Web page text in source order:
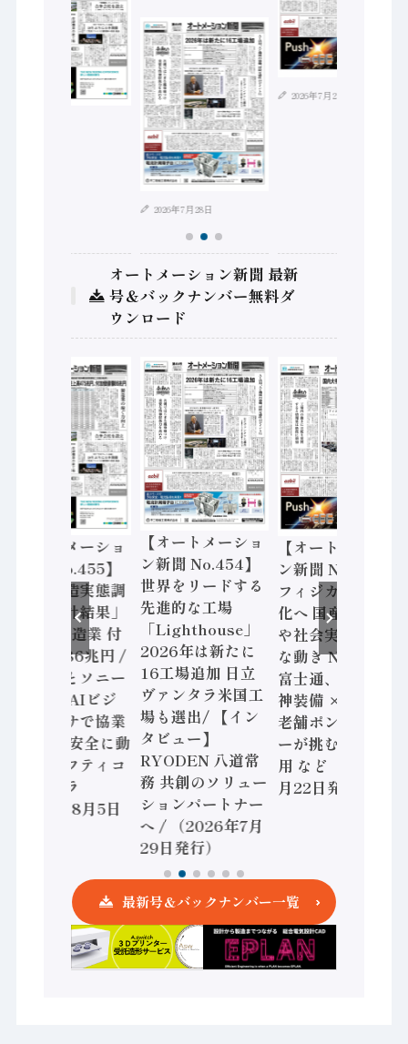
2026年7月28日
2026年7月21日
オートメーション新聞 最新
号＆バックナンバー無料ダ
ウンロード
【オートメーショ
ン新聞 No.455】
「経済構造実態調
査二次集計結果」
2024年製造業 付
加価値額86兆円 /
三菱電機とソニー
セミコン AIビジ
ョンセンサで協業
/ IDEC、安全に動
かすセーフティコ
ントローラ
（2026年8月5日
【オートメーショ
ン新聞 No.454】
世界をリードする
先進的な工場
「Lighthouse」
2026年は新たに
16工場追加 日立
ヴァンタラ米国工
場も選出/ 【イン
タビュー】
RYODEN 八道常
務 共創のソリュー
ションパートナー
へ / （2026年7月
29日発行）
【オートメーショ
ン新聞 No.453】
フィジカルAI本格
化へ 国産AI開発
や社会実装に活発
な動き Noetra、
富士通、日立 / 兵
神装備 × HMS、
老舗ポンプメーカ
ーが挑むデータ活
用 など（2026年7
月22日発行）
最新号＆バックナンバー一覧